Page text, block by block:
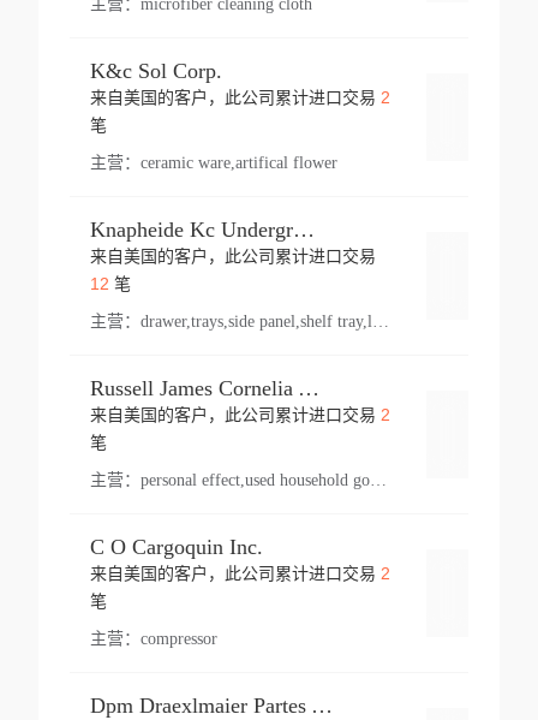
主营： microfiber cleaning cloth
K&c Sol Corp.
来自美国的客户，此公司累计进口交易 2
笔
主营： ceramic ware,artifical flower
Knapheide Kc Underground
来自美国的客户，此公司累计进口交易
12 笔
主营：
Russell James Cornelia Arlington Va
来自美国的客户，此公司累计进口交易 2
笔
主营： personal effect,used household goods
C O Cargoquin Inc.
来自美国的客户，此公司累计进口交易 2
笔
主营： compressor
Dpm Draexlmaier Partes Automotrices Corr Ind Huejotzingo